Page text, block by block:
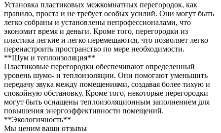
Установка пластиковых межкомнатных перегородок, как
правило, проста и не требует особых усилий. Они могут быть
легко собраны и установлены непрофессионалами, что
экономит время и деньги. Кроме того, перегородки из
пластика легкие и легко перемещаются, что позволяет легко
перенастроить пространство по мере необходимости.
**Шум и теплоизоляция**
Пластиковые перегородки обеспечивают определенный
уровень шумо- и теплоизоляции. Они помогают уменьшить
передачу звука между помещениями, создавая более тихую и
спокойную обстановку. Кроме того, некоторые перегородки
могут быть оснащены теплоизоляционным заполнением для
повышения энергоэффективности помещений.
**Экологичность**
Мы ценим ваши отзывы